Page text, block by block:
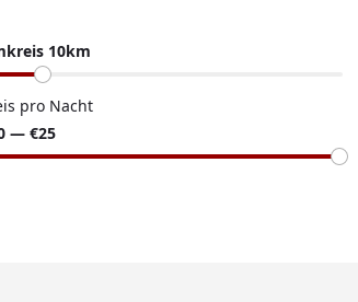
10km
pro Nacht
— €25